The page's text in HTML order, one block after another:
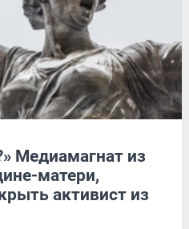
Медиамагнат из
матери,
активист из